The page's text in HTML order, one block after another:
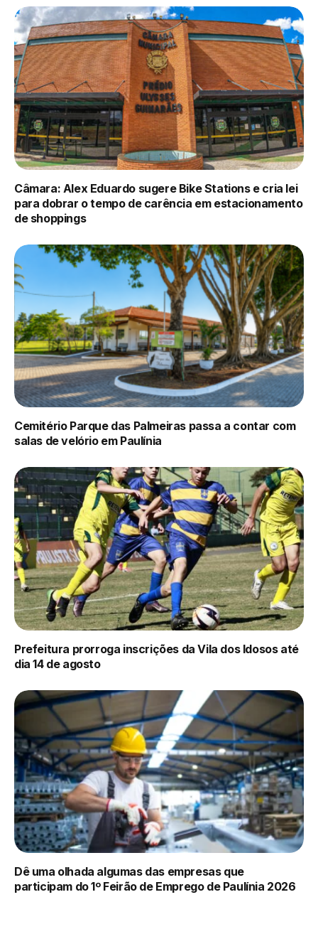
Câmara: Alex Eduardo sugere Bike Stations e cria lei
para dobrar o tempo de carência em estacionamento
de shoppings
Cemitério Parque das Palmeiras passa a contar com
salas de velório em Paulínia
Prefeitura prorroga inscrições da Vila dos Idosos até
dia 14 de agosto
Dê uma olhada algumas das empresas que
participam do 1º Feirão de Emprego de Paulínia 2026